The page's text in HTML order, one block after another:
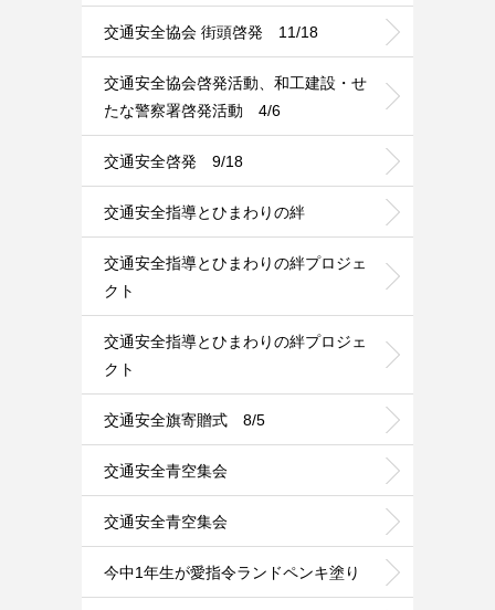
交通安全協会 街頭啓発 11/18
交通安全協会啓発活動、和工建設・せ
たな警察署啓発活動 4/6
交通安全啓発 9/18
交通安全指導とひまわりの絆
交通安全指導とひまわりの絆プロジェ
クト
交通安全指導とひまわりの絆プロジェ
クト
交通安全旗寄贈式 8/5
交通安全青空集会
交通安全青空集会
今中1年生が愛指令ランドペンキ塗り